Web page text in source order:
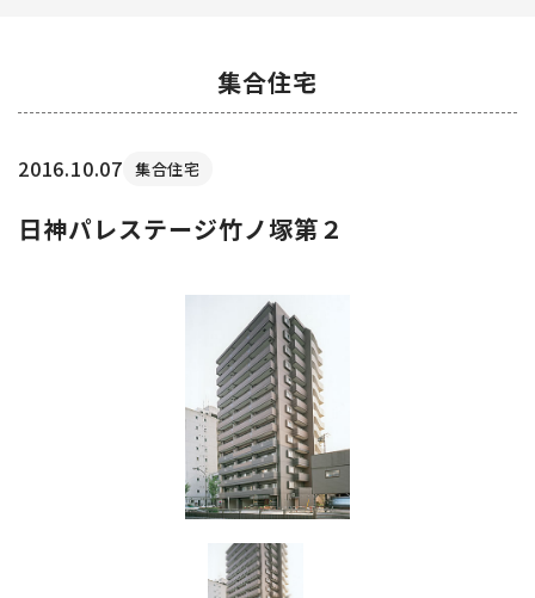
集合住宅
2016.10.07 集合住宅
日神パレステージ竹ノ塚第２